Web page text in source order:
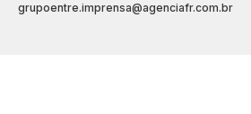
grupoentre.imprensa@agenciafr.com.br